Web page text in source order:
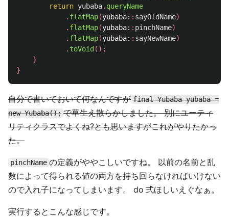
return yubaba. queryName
. flatMap(yubaba: : sayOldName)
. flatMap(yubaba: : pinchName)
. flatMap(yubaba: : sayNewName)
. toVoid ();
}
}
自分で書いておいて何なんですが final Yubaba yubaba =
new Yubaba(); で草生え散らかしました。 別にユーティ
リティクラスでよくね?とも思いますがこれがやりたかっ
た。
pinchName の定義がややこしいですね。 以前の名前と乱
数によって得られる値の両方を持ち回らなければいけない
ので入れ子になってしまいます。 do 式ほしいえぐなぁ。
実行するとこんな感じです。